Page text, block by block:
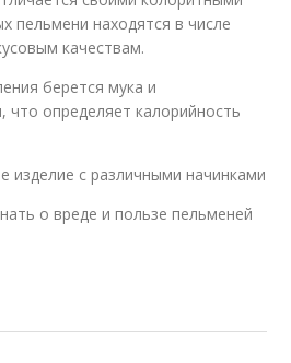
пельмени находятся в числе
качествам.
берется мука и
что определяет калорийность
с различными начинками
о вреде и пользе пельменей